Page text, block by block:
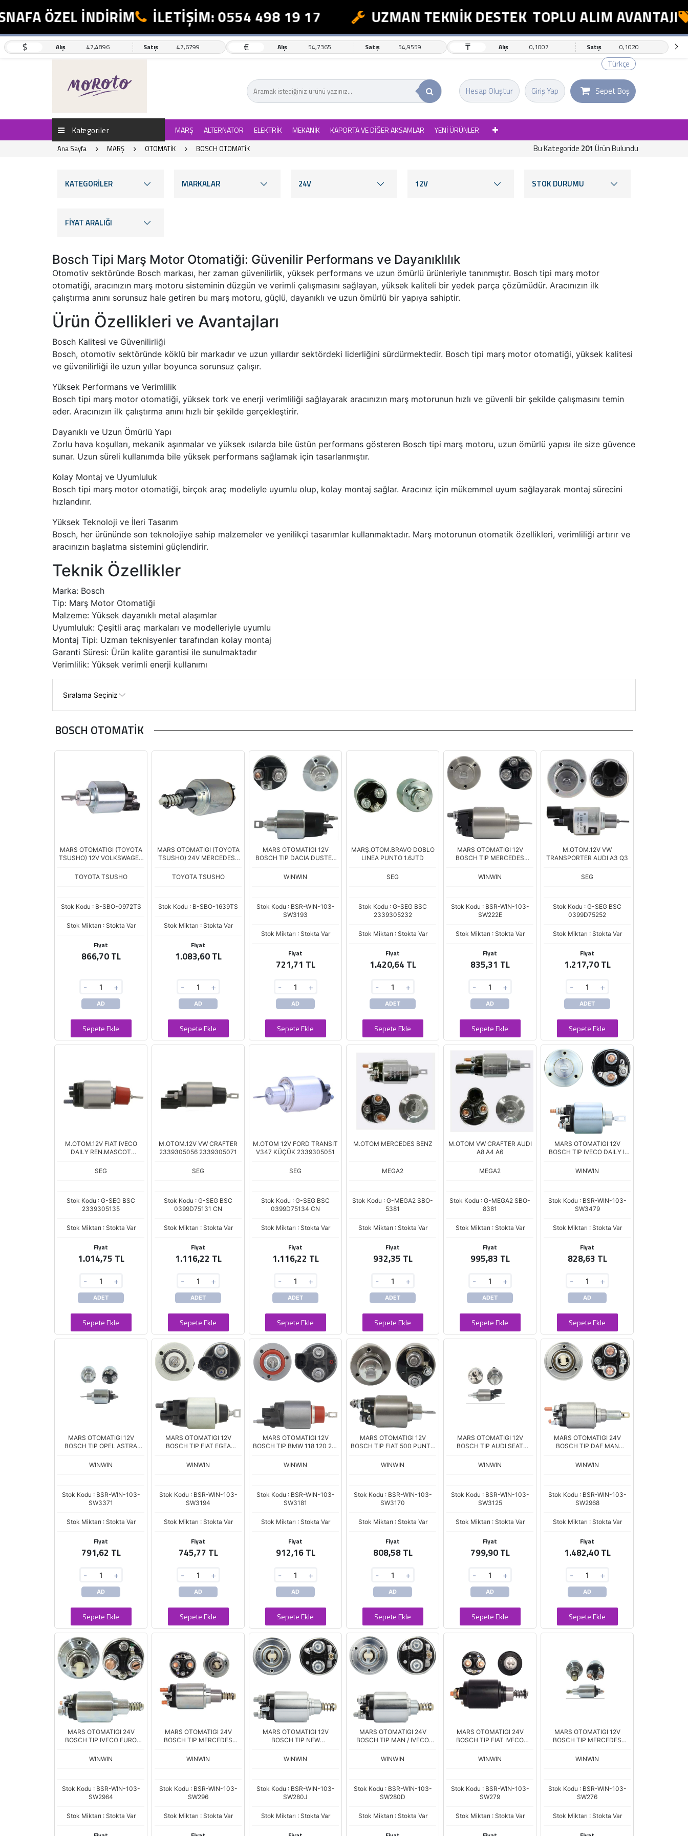
ÖZEL İNDİRİM İLETİŞİM: 0554 498 19 17 UZMAN TEKNİK DESTEK TOPLU ALIM AVANTAJI
$ Alış 47,4896 Satış 47,6799 € Alış 54,7365 Satış 54,9559 ₸ Alış 0,1007 Satış 0,1020
Türkçe
Giriş Yap
Hesap Oluştur Sepet Boş
Kategoriler MARŞ ALTERNATOR ELEKTRİK MEKANİK KAPORTA VE DİĞER AKSAMLAR YENİ ÜRÜNLER
Ana Sayfa MARŞ OTOMATİK BOSCH OTOMATİK Bu Kategoride 201 Ürün Bulundu
KATEGORİLER MARKALAR 24V 12V STOK DURUMU
FİYAT ARALIĞI
Bosch Tipi Marş Motor Otomatiği: Güvenilir Performans ve Dayanıklılık
Otomotiv sektöründe Bosch markası, her zaman güvenilirlik, yüksek performans ve uzun ömürlü ürünleriyle tanınmıştır. Bosch tipi marş motor
otomatiği, aracınızın marş motoru sisteminin düzgün ve verimli çalışmasını sağlayan, yüksek kaliteli bir yedek parça çözümüdür. Aracınızın ilk
çalıştırma anını sorunsuz hale getiren bu marş motoru, güçlü, dayanıklı ve uzun ömürlü bir yapıya sahiptir.
Ürün Özellikleri ve Avantajları
Bosch Kalitesi ve Güvenilirliği
Bosch, otomotiv sektöründe köklü bir markadır ve uzun yıllardır sektördeki liderliğini sürdürmektedir. Bosch tipi marş motor otomatiği, yüksek kalitesi
ve güvenilirliği ile uzun yıllar boyunca sorunsuz çalışır.
Yüksek Performans ve Verimlilik
Bosch tipi marş motor otomatiği, yüksek tork ve enerji verimliliği sağlayarak aracınızın marş motorunun hızlı ve güvenli bir şekilde çalışmasını temin
eder. Aracınızın ilk çalıştırma anını hızlı bir şekilde gerçekleştirir.
Dayanıklı ve Uzun Ömürlü Yapı
Zorlu hava koşulları, mekanik aşınmalar ve yüksek ısılarda bile üstün performans gösteren Bosch tipi marş motoru, uzun ömürlü yapısı ile size güvence
sunar. Uzun süreli kullanımda bile yüksek performans sağlamak için tasarlanmıştır.
Kolay Montaj ve Uyumluluk
Bosch tipi marş motor otomatiği, birçok araç modeliyle uyumlu olup, kolay montaj sağlar. Aracınız için mükemmel uyum sağlayarak montaj sürecini
hızlandırır.
Yüksek Teknoloji ve İleri Tasarım
Bosch, her ürününde son teknolojiye sahip malzemeler ve yenilikçi tasarımlar kullanmaktadır. Marş motorunun otomatik özellikleri, verimliliği artırır ve
aracınızın başlatma sistemini güçlendirir.
Teknik Özellikler
Marka: Bosch
Tip: Marş Motor Otomatiği
Malzeme: Yüksek dayanıklı metal alaşımlar
Uyumluluk: Çeşitli araç markaları ve modelleriyle uyumlu
Montaj Tipi: Uzman teknisyenler tarafından kolay montaj
Garanti Süresi: Ürün kalite garantisi ile sunulmaktadır
Verimlilik: Yüksek verimli enerji kullanımı
BOSCH OTOMATİK
MARS OTOMATIGI (TOYOTA
TSUSHO) 12V VOLKSWAGEN
ZM-972C)
TOYOTA TSUSHO
Stok Kodu : B-SBO-0972TS
Stok Miktarı : Stokta Var
Fiyat
866,70 TL
- +
AD
Sepete Ekle
MARS OTOMATIGI (TOYOTA
TSUSHO) 24V MERCEDES-
CITARO YENI MODEL (ZM-
TOYOTA TSUSHO
Stok Kodu : B-SBO-1639TS
Stok Miktarı : Stokta Var
Fiyat
1.083,60 TL
- +
AD
Sepete Ekle
MARS OTOMATIGI 12V
BOSCH TIP DACIA DUSTER
WINWIN
Stok Kodu : BSR-WIN-103-
SW3193
Stok Miktarı : Stokta Var
Fiyat
721,71 TL
- +
AD
Sepete Ekle
MARŞ.OTOM.BRAVO DOBLO
LINEA PUNTO 1.6JTD
SEG
Stok Kodu : G-SEG BSC
2339305232
Stok Miktarı : Stokta Var
Fiyat
1.420,64 TL
- +
ADET
Sepete Ekle
MARS OTOMATIGI 12V
BOSCH TIP MERCEDES
115 Sr.
WINWIN
Stok Kodu : BSR-WIN-103-
SW222E
Stok Miktarı : Stokta Var
Fiyat
835,31 TL
- +
AD
Sepete Ekle
M.OTOM.12V VW
TRANSPORTER AUDI A3 Q3
SEG
Stok Kodu : G-SEG BSC
0399D75252
Stok Miktarı : Stokta Var
Fiyat
1.217,70 TL
- +
ADET
Sepete Ekle
M.OTOM.12V FIAT IVECO
DAILY REN.MASCOT
SEG
Stok Kodu : G-SEG BSC
2339305135
Stok Miktarı : Stokta Var
Fiyat
1.014,75 TL
- +
ADET
Sepete Ekle
M.OTOM.12V VW CRAFTER
2339305056 2339305071
SEG
Stok Kodu : G-SEG BSC
0399D75131 CN
Stok Miktarı : Stokta Var
Fiyat
1.116,22 TL
- +
ADET
Sepete Ekle
M.OTOM 12V FORD TRANSIT
V347 KÜÇÜK 2339305051
SEG
Stok Kodu : G-SEG BSC
0399D75134 CN
Stok Miktarı : Stokta Var
Fiyat
1.116,22 TL
- +
ADET
Sepete Ekle
M.OTOM MERCEDES BENZ
MEGA2
Stok Kodu : G-MEGA2 SBO-
5381
Stok Miktarı : Stokta Var
Fiyat
932,35 TL
- +
ADET
Sepete Ekle
M.OTOM VW CRAFTER AUDI
A8 A4 A6
MEGA2
Stok Kodu : G-MEGA2 SBO-
8381
Stok Miktarı : Stokta Var
Fiyat
995,83 TL
- +
ADET
Sepete Ekle
MARS OTOMATIGI 12V
BOSCH TIP IVECO DAILY II
ZM.3479
WINWIN
Stok Kodu : BSR-WIN-103-
SW3479
Stok Miktarı : Stokta Var
Fiyat
828,63 TL
- +
AD
Sepete Ekle
MARS OTOMATIGI 12V
BOSCH TIP OPEL ASTRA
WINWIN
Stok Kodu : BSR-WIN-103-
SW3371
Stok Miktarı : Stokta Var
Fiyat
791,62 TL
- +
AD
Sepete Ekle
MARS OTOMATIGI 12V
BOSCH TIP FIAT EGEA
WINWIN
Stok Kodu : BSR-WIN-103-
SW3194
Stok Miktarı : Stokta Var
Fiyat
745,77 TL
- +
AD
Sepete Ekle
MARS OTOMATIGI 12V
BOSCH TIP BMW 118 120 218
SERI
WINWIN
Stok Kodu : BSR-WIN-103-
SW3181
Stok Miktarı : Stokta Var
Fiyat
912,16 TL
- +
AD
Sepete Ekle
MARS OTOMATIGI 12V
BOSCH TIP FIAT 500 PUNTO
WINWIN
Stok Kodu : BSR-WIN-103-
SW3170
Stok Miktarı : Stokta Var
Fiyat
808,58 TL
- +
AD
Sepete Ekle
MARS OTOMATIGI 12V
BOSCH TIP AUDI SEAT
SB730
WINWIN
Stok Kodu : BSR-WIN-103-
SW3125
Stok Miktarı : Stokta Var
Fiyat
799,90 TL
- +
AD
Sepete Ekle
MARS OTOMATIGI 24V
BOSCH TIP DAF MAN
ZM.3639 SNSL-2968
WINWIN
Stok Kodu : BSR-WIN-103-
SW2968
Stok Miktarı : Stokta Var
Fiyat
1.482,40 TL
- +
AD
Sepete Ekle
MARS OTOMATIGI 24V
BOSCH TIP IVECO EURO
ZM.1732 SB026
WINWIN
Stok Kodu : BSR-WIN-103-
SW2964
Stok Miktarı : Stokta Var
MARS OTOMATIGI 24V
BOSCH TIP MERCEDES
SSL1033 ZM-1639 SB-031
WINWIN
Stok Kodu : BSR-WIN-103-
SW296
Stok Miktarı : Stokta Var
MARS OTOMATIGI 12V
BOSCH TIP NEW
262 SERI SNLS-280J
WINWIN
Stok Kodu : BSR-WIN-103-
SW280J
Stok Miktarı : Stokta Var
MARS OTOMATIGI 24V
BOSCH TIP MAN / IVECO
SNLS-2961 2963 2965 2966
WINWIN
Stok Kodu : BSR-WIN-103-
SW280D
Stok Miktarı : Stokta Var
MARS OTOMATIGI 24V
BOSCH TIP FIAT IVECO
1027 SB-022 ZM.1-545
WINWIN
Stok Kodu : BSR-WIN-103-
SW279
Stok Miktarı : Stokta Var
MARS OTOMATIGI 12V
BOSCH TIP MERCEDES
SNLS-276
WINWIN
Stok Kodu : BSR-WIN-103-
SW276
Stok Miktarı : Stokta Var